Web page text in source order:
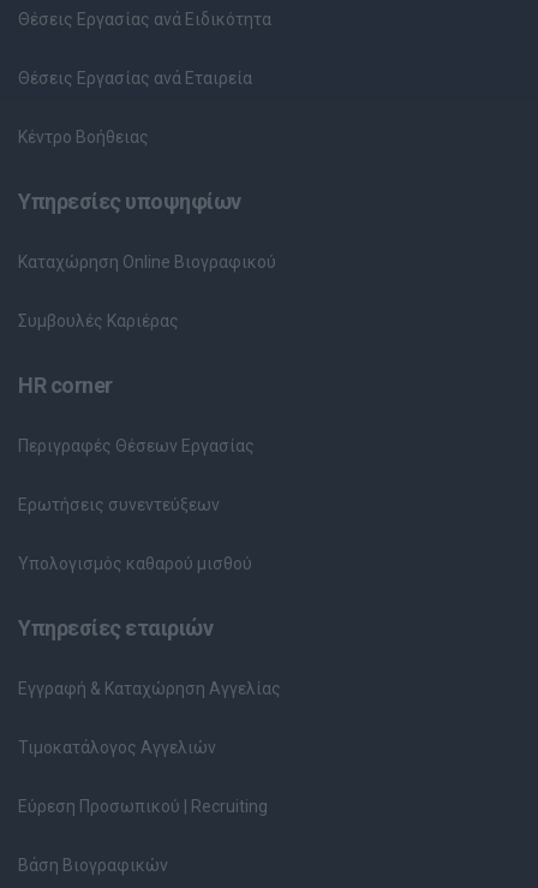
Θέσεις Εργασίας ανά Ειδικότητα
Θέσεις Εργασίας ανά Εταιρεία
Κέντρο Βοήθειας
Υπηρεσίες υποψηφίων
Καταχώρηση Online Βιογραφικού
Συμβουλές Καριέρας
HR corner
Περιγραφές Θέσεων Εργασίας
Ερωτήσεις συνεντεύξεων
Υπολογισμός καθαρού μισθού
Υπηρεσίες εταιριών
Εγγραφή & Καταχώρηση Αγγελίας
Τιμοκατάλογος Αγγελιών
Εύρεση Προσωπικού | Recruiting
Βάση Βιογραφικών